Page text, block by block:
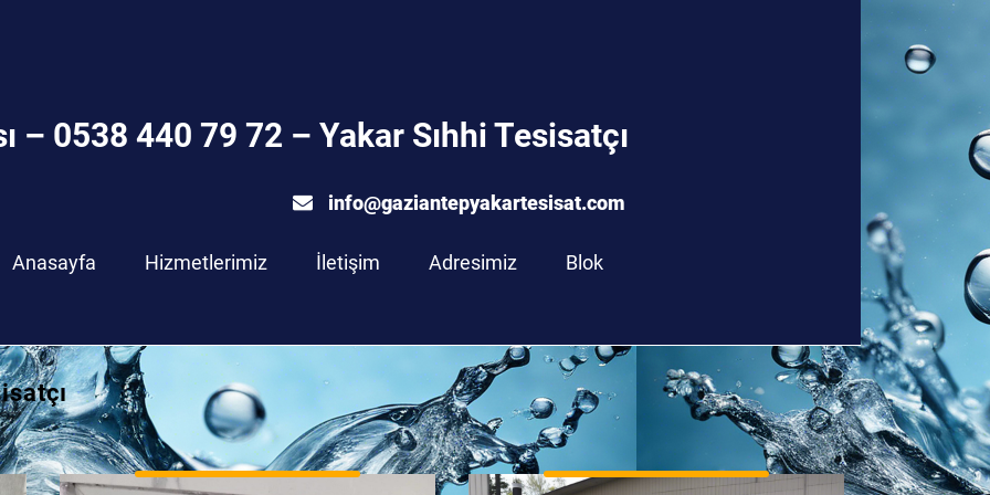
– 0538 440 79 72 – Yakar Sıhhi Tesisatçı
info@gaziantepyakartesisat.com info@gaziantepyakartesisat.com
Anasayfa Hizmetlerimiz İletişim Adresimiz
Blok